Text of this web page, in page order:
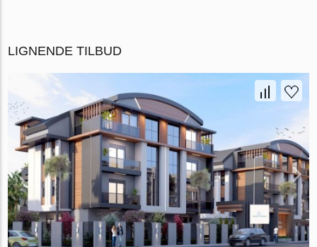
LIGNENDE TILBUD